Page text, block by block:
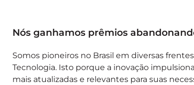
Nós ganhamos prêmios
Somos pioneiros no Brasil em diversas
Tecnologia. Isto porque a inovação
mais atualizadas e relevantes para suas